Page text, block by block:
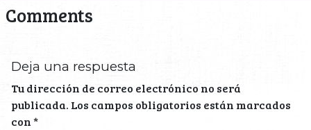
Comments
Deja una respuesta
Tu dirección de correo electrónico no será
publicada. Los campos obligatorios están marcados
con*